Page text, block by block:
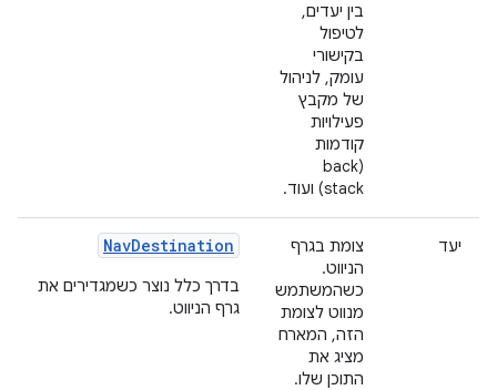
בין יעדים,
לטיפול
בקישורי
עומק, לניהול
של מקבץ
פעילויות
קודמות
(back
stack) ועוד.
יעד
צומת בגרף
הניווט.
כשהמשתמש
מנווט לצומת
הזה, המארח
מציג את
התוכן שלו.
NavDestination
בדרך כלל נוצר כשמגדירים את
גרף הניווט.